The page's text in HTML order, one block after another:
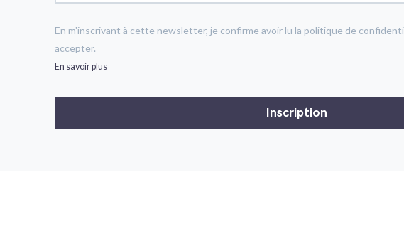
En m'inscrivant à cette newsletter, je confirme avoir lu la politique de
accepter.
En savoir plus